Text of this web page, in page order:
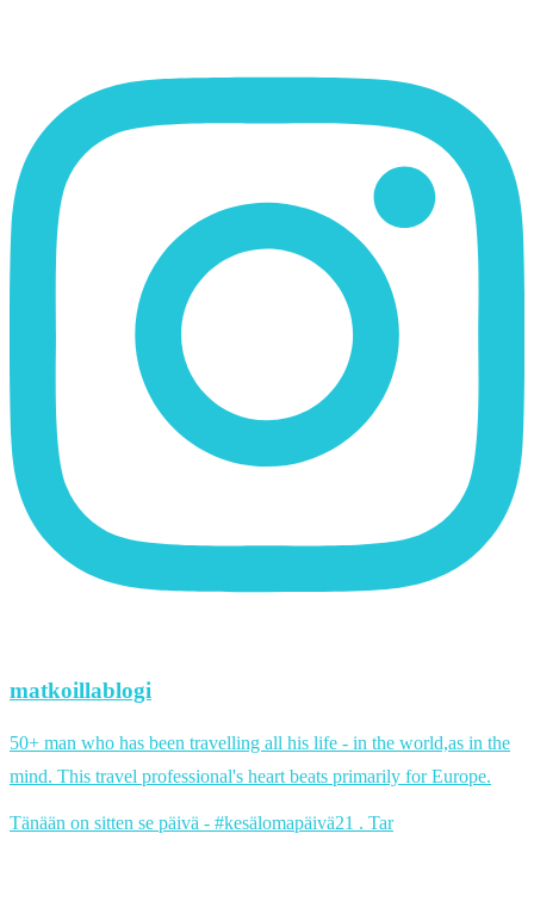
matkoillablogi
50+ man who has been travelling all his life - in the world,as in the
mind. This travel professional's heart beats primarily for Europe.
Tänään on sitten se päivä - #kesälomapäivä21 . Tar